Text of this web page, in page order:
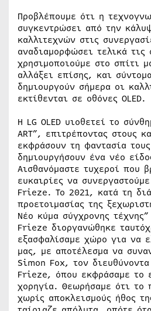
Προβλέπουμε ότι η
συγκεντρώσει από την
καλλιτεχνών στις
αναδιαμορφώσει τελικά τις
χρησιμοποιούμε στο σπίτι
αλλάξει επίσης, και
δημιουργούν σήμερα οι
εκτίθενται σε οθόνες OLED.
Η LG OLED υιοθετεί το
ART”, επιτρέποντας στους
εκφράσουν τη φαντασία
δημιουργήσουν ένα νέο
Αισθανόμαστε τυχεροί που
ευκαιρίες να
Frieze. Το 2021, κατά τη
προετοιμασίας της
Νέο κύμα σύγχρονης
Frieze διοργανώθηκε
εξασφαλίσαμε χώρο για να
μας, με αποτέλεσμα να
Simon Fox, τον
Frieze, όπου εκφράσαμε το
χορηγία. Θεωρήσαμε ότι το
χωρίς αποκλεισμούς ήθος